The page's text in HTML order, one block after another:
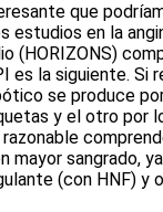
que
estudios en la
(HORIZONS)
es la siguiente. Si
se produce
y el otro por
mayor sangrado,
(con HNF) y